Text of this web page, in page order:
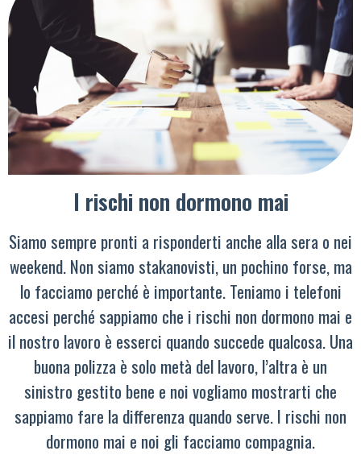
I rischi non dormono mai
Siamo sempre pronti a risponderti anche alla sera o nei
weekend. Non siamo stakanovisti, un pochino forse, ma
lo facciamo perché è importante. Teniamo i telefoni
accesi perché sappiamo che i rischi non dormono mai e
il nostro lavoro è esserci quando succede qualcosa. Una
buona polizza è solo metà del lavoro, l’altra è un
sinistro gestito bene e noi vogliamo mostrarti che
sappiamo fare la differenza quando serve. I rischi non
dormono mai e noi gli facciamo compagnia.